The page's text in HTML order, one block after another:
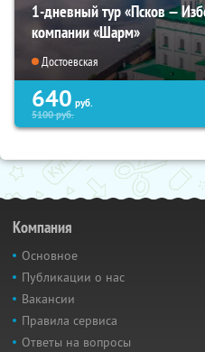
1-дневный тур «Псков —
компании «Шарм»
Достоевская
640 руб.
5100руб.
Компания
Основное
Публикации о нас
Вакансии
Правила сервиса
Ответы на вопросы